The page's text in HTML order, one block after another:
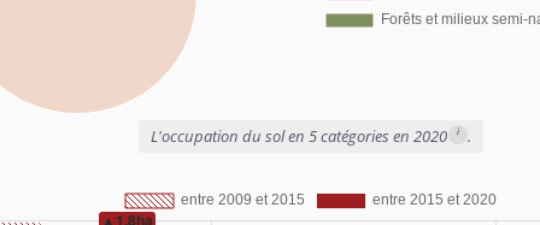
L'occupation du sol en 5 catégories en 2020 i .